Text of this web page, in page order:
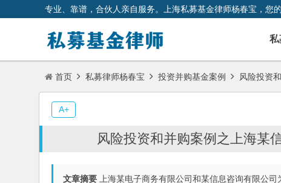
专业、靠谱，合伙人亲自服务。上海私募基金律师杨春宝，您
私
首页 私募律师杨春宝 投资并购基金案例 风险投资
风险投资和并购案例之上海某
文章摘要 上海某电子商务有限公司和某信息咨询有限公
A+